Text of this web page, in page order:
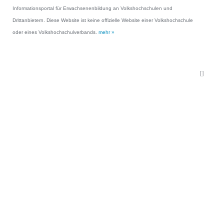
Informationsportal für Erwachsenenbildung an Volkshochschulen und
Drittanbietern. Diese Website ist keine offizielle Website einer Volkshochschule
oder eines Volkshochschulverbands. mehr »